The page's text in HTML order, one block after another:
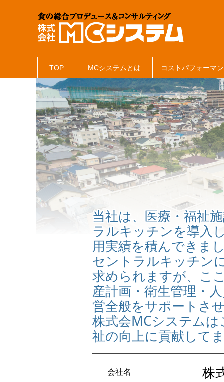
TOP MCシステムとは コストパフォーマ
当社は、医療・福祉
ラルキッチンを導入
用実績を積んできま
セントラルキッチン
求められますが、こ
産計画・衛生管理・
営全般をサポートさ
株式会MCシステム
祉の向上に貢献して
会社名 株